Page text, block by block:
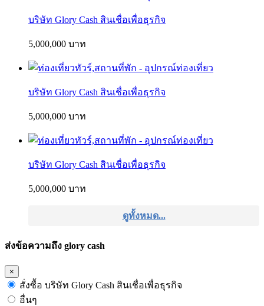
บริษัท Glory Cash สินเชื่อเพื่อธุรกิจ
5,000,000 บาท
บริษัท Glory Cash สินเชื่อเพื่อธุรกิจ
5,000,000 บาท
บริษัท Glory Cash สินเชื่อเพื่อธุรกิจ
5,000,000 บาท
ดูทั้งหมด...
ส่งข้อความถึง glory cash
×
สั่งซื้อ บริษัท Glory Cash สินเชื่อเพื่อธุรกิจ
อื่นๆ